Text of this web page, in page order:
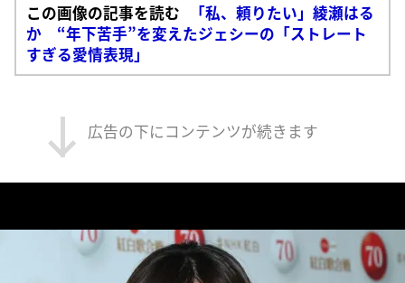
この画像の記事を読む
「私、頼りたい」綾瀬はる
か “年下苦手”を変えたジェシーの「ストレート
すぎる愛情表現」
広告の下にコンテンツが続きます